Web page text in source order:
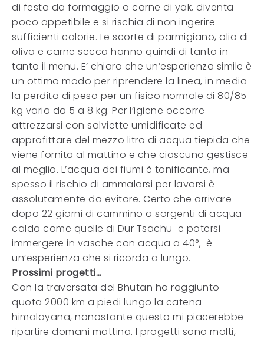
di festa da formaggio o carne di yak, diventa
poco appetibile e si rischia di non ingerire
sufficienti calorie. Le scorte di parmigiano, olio di
oliva e carne secca hanno quindi di tanto in
tanto il menu. E’ chiaro che un’esperienza simile è
un ottimo modo per riprendere la linea, in media
la perdita di peso per un fisico normale di 80/85
kg varia da 5 a 8 kg. Per l’igiene occorre
attrezzarsi con salviette umidificate ed
approfittare del mezzo litro di acqua tiepida che
viene fornita al mattino e che ciascuno gestisce
al meglio. L’acqua dei fiumi è tonificante, ma
spesso il rischio di ammalarsi per lavarsi è
assolutamente da evitare. Certo che arrivare
dopo 22 giorni di cammino a sorgenti di acqua
calda come quelle di Dur Tsachu e potersi
immergere in vasche con acqua a 40°, è
un’esperienza che si ricorda a lungo.
Prossimi progetti…
Con la traversata del Bhutan ho raggiunto
quota 2000 km a piedi lungo la catena
himalayana, nonostante questo mi piacerebbe
ripartire domani mattina. I progetti sono molti,